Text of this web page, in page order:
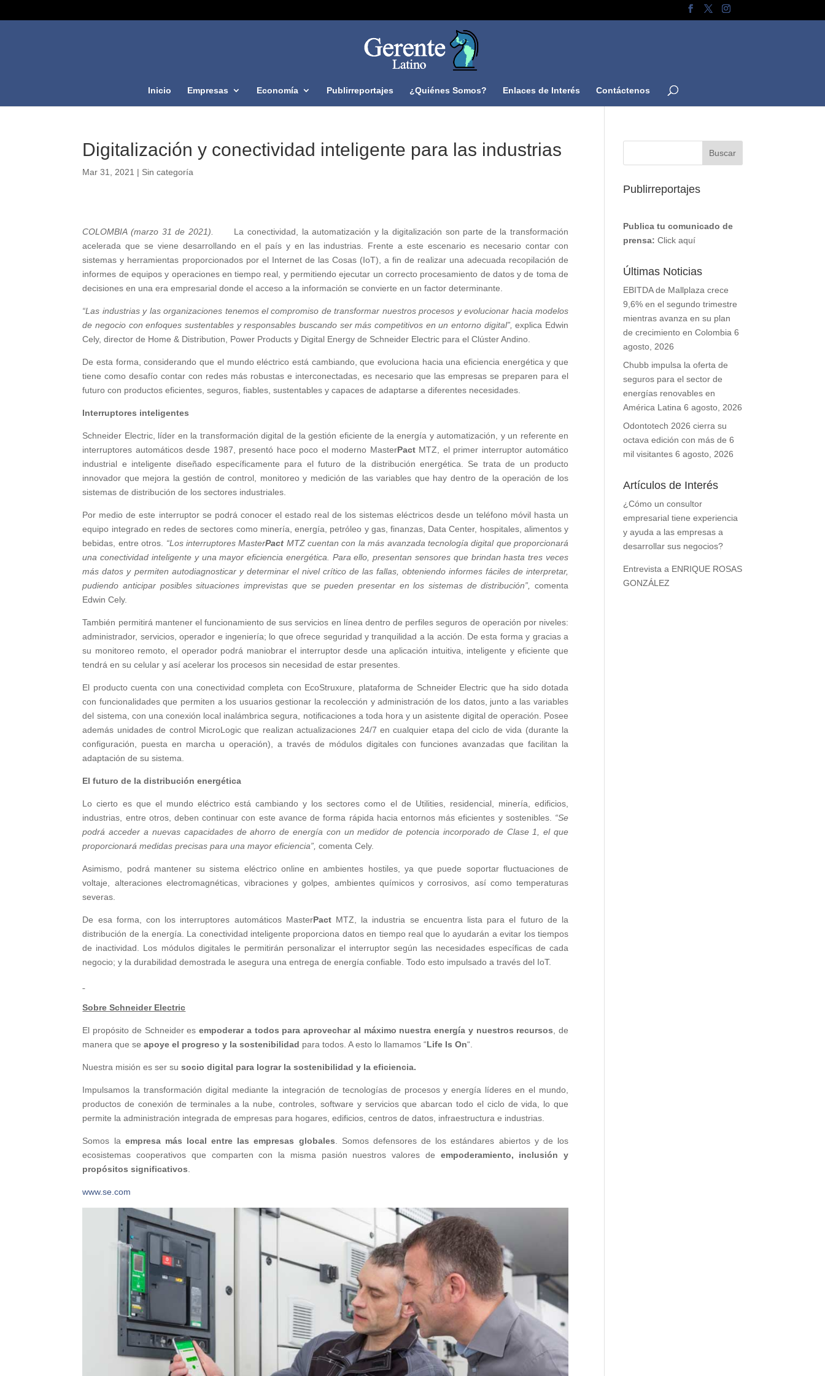
Inicio Empresas Economía Publirreportajes ¿Quiénes Somos? Enlaces de Interés Contáctenos
Digitalización y conectividad inteligente para las industrias
Mar 31, 2021 | Sin categoría
COLOMBIA (marzo 31 de 2021). La conectividad, la automatización y la digitalización son parte de la transformación
acelerada que se viene desarrollando en el país y en las industrias. Frente a este escenario es necesario contar con
sistemas y herramientas proporcionados por el Internet de las Cosas (IoT), a fin de realizar una adecuada recopilación de
informes de equipos y operaciones en tiempo real, y permitiendo ejecutar un correcto procesamiento de datos y de toma de
decisiones en una era empresarial donde el acceso a la información se convierte en un factor determinante.
“Las industrias y las organizaciones tenemos el compromiso de transformar nuestros procesos y evolucionar hacia modelos
de negocio con enfoques sustentables y responsables buscando ser más competitivos en un entorno digital”, explica Edwin
Cely, director de Home & Distribution, Power Products y Digital Energy de Schneider Electric para el Clúster Andino.
De esta forma, considerando que el mundo eléctrico está cambiando, que evoluciona hacia una eficiencia energética y que
tiene como desafío contar con redes más robustas e interconectadas, es necesario que las empresas se preparen para el
futuro con productos eficientes, seguros, fiables, sustentables y capaces de adaptarse a diferentes necesidades.
Interruptores inteligentes
Schneider Electric, líder en la transformación digital de la gestión eficiente de la energía y automatización, y un referente en
interruptores automáticos desde 1987, presentó hace poco el moderno MasterPactMTZ, el primer interruptor automático
industrial e inteligente diseñado específicamente para el futuro de la distribución energética. Se trata de un producto
innovador que mejora la gestión de control, monitoreo y medición de las variables que hay dentro de la operación de los
sistemas de distribución de los sectores industriales.
Por medio de este interruptor se podrá conocer el estado real de los sistemas eléctricos desde un teléfono móvil hasta un
equipo integrado en redes de sectores como minería, energía, petróleo y gas, finanzas, Data Center, hospitales, alimentos y
bebidas, entre otros. “Los interruptores MasterPact MTZ cuentan con la más avanzada tecnología digital que proporcionará
una conectividad inteligente y una mayor eficiencia energética. Para ello, presentan sensores que brindan hasta tres veces
más datos y permiten autodiagnosticar y determinar el nivel crítico de las fallas, obteniendo informes fáciles de interpretar,
pudiendo anticipar posibles situaciones imprevistas que se pueden presentar en los sistemas de distribución”,comenta
Edwin Cely.
También permitirá mantener el funcionamiento de sus servicios en línea dentro de perfiles seguros de operación por niveles:
administrador, servicios, operador e ingeniería; lo que ofrece seguridad y tranquilidad a la acción. De esta forma y gracias a
su monitoreo remoto, el operador podrá maniobrar el interruptor desde una aplicación intuitiva, inteligente y eficiente que
tendrá en su celular y así acelerar los procesos sin necesidad de estar presentes.
El producto cuenta con una conectividad completa con EcoStruxure, plataforma de Schneider Electric que ha sido dotada
con funcionalidades que permiten a los usuarios gestionar la recolección y administración de los datos, junto a las variables
del sistema, con una conexión local inalámbrica segura, notificaciones a toda hora y un asistente digital de operación. Posee
además unidades de control MicroLogic que realizan actualizaciones 24/7 en cualquier etapa del ciclo de vida (durante la
configuración, puesta en marcha u operación), a través de módulos digitales con funciones avanzadas que facilitan la
adaptación de su sistema.
El futuro de la distribución energética
Lo cierto es que el mundo eléctrico está cambiando y los sectores como el de Utilities, residencial, minería, edificios,
industrias, entre otros, deben continuar con este avance de forma rápida hacia entornos más eficientes y sostenibles. “Se
podrá acceder a nuevas capacidades de ahorro de energía con un medidor de potencia incorporado de Clase 1, el que
proporcionará medidas precisas para una mayor eficiencia”, comenta Cely.
Asimismo, podrá mantener su sistema eléctrico online en ambientes hostiles, ya que puede soportar fluctuaciones de
voltaje, alteraciones electromagnéticas, vibraciones y golpes, ambientes químicos y corrosivos, así como temperaturas
severas.
De esa forma, con los interruptores automáticos MasterPact MTZ, la industria se encuentra lista para el futuro de la
distribución de la energía. La conectividad inteligente proporciona datos en tiempo real que lo ayudarán a evitar los tiempos
de inactividad. Los módulos digitales le permitirán personalizar el interruptor según las necesidades específicas de cada
negocio; y la durabilidad demostrada le asegura una entrega de energía confiable. Todo esto impulsado a través del IoT.
Sobre Schneider Electric
El propósito de Schneider esempoderar a todos para aprovechar al máximo nuestra energía y nuestros recursos , de
manera que seapoye el progreso y la sostenibilidad para todos. A esto lo llamamos “Life Is On“.
Nuestra misión es ser susocio digital para lograr la sostenibilidad y la eficiencia.
Impulsamos la transformación digital mediante la integración de tecnologías de procesos y energía líderes en el mundo,
productos de conexión de terminales a la nube, controles, software y servicios que abarcan todo el ciclo de vida, lo que
permite la administración integrada de empresas para hogares, edificios, centros de datos, infraestructura e industrias.
Somos la empresa más local entre las empresas globales . Somos defensores de los estándares abiertos y de los
ecosistemas cooperativos que comparten con la misma pasión nuestros valores de empoderamiento, inclusión y
propósitos significativos
www.se.com
Publirreportajes
Publica tu comunicado de
prensa: Click aquí
Últimas Noticias
EBITDA de Mallplaza crece
9,6% en el segundo trimestre
mientras avanza en su plan
de crecimiento en Colombia 6
agosto, 2026
Chubb impulsa la oferta de
seguros para el sector de
energías renovables en
América Latina 6 agosto, 2026
Odontotech 2026 cierra su
octava edición con más de 6
mil visitantes 6 agosto, 2026
Artículos de Interés
¿Cómo un consultor
empresarial tiene experiencia
y ayuda a las empresas a
desarrollar sus negocios?
Entrevista a ENRIQUE ROSAS
GONZÁLEZ